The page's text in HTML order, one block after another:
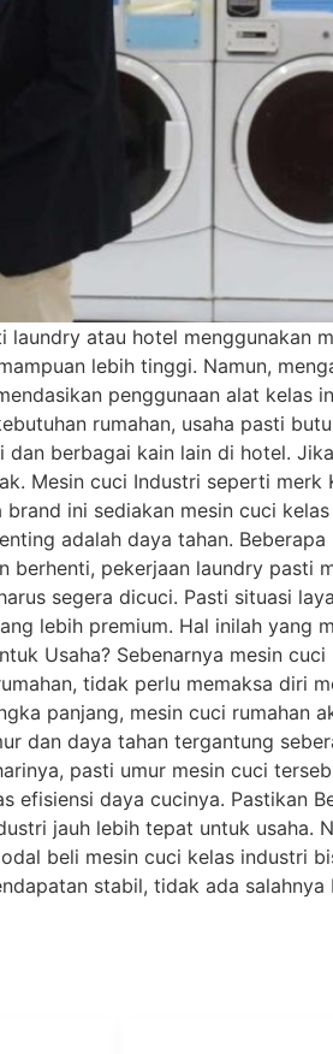
atau hotel menggunakan
lebih tinggi. Namun,
penggunaan alat kelas
rumahan, usaha pasti
dan berbagai kain lain di hotel.
Mesin cuci Industri seperti
ini sediakan mesin cuci
adalah daya tahan.
berhenti, pekerjaan laundry
segera dicuci. Pasti situasi
lebih premium. Hal inilah
Usaha? Sebenarnya mesin
tidak perlu memaksa diri
panjang, mesin cuci rumahan
dan daya tahan tergantung
pasti umur mesin cuci
efisiensi daya cucinya. Pastikan
jauh lebih tepat untuk
beli mesin cuci kelas industri
stabil, tidak ada